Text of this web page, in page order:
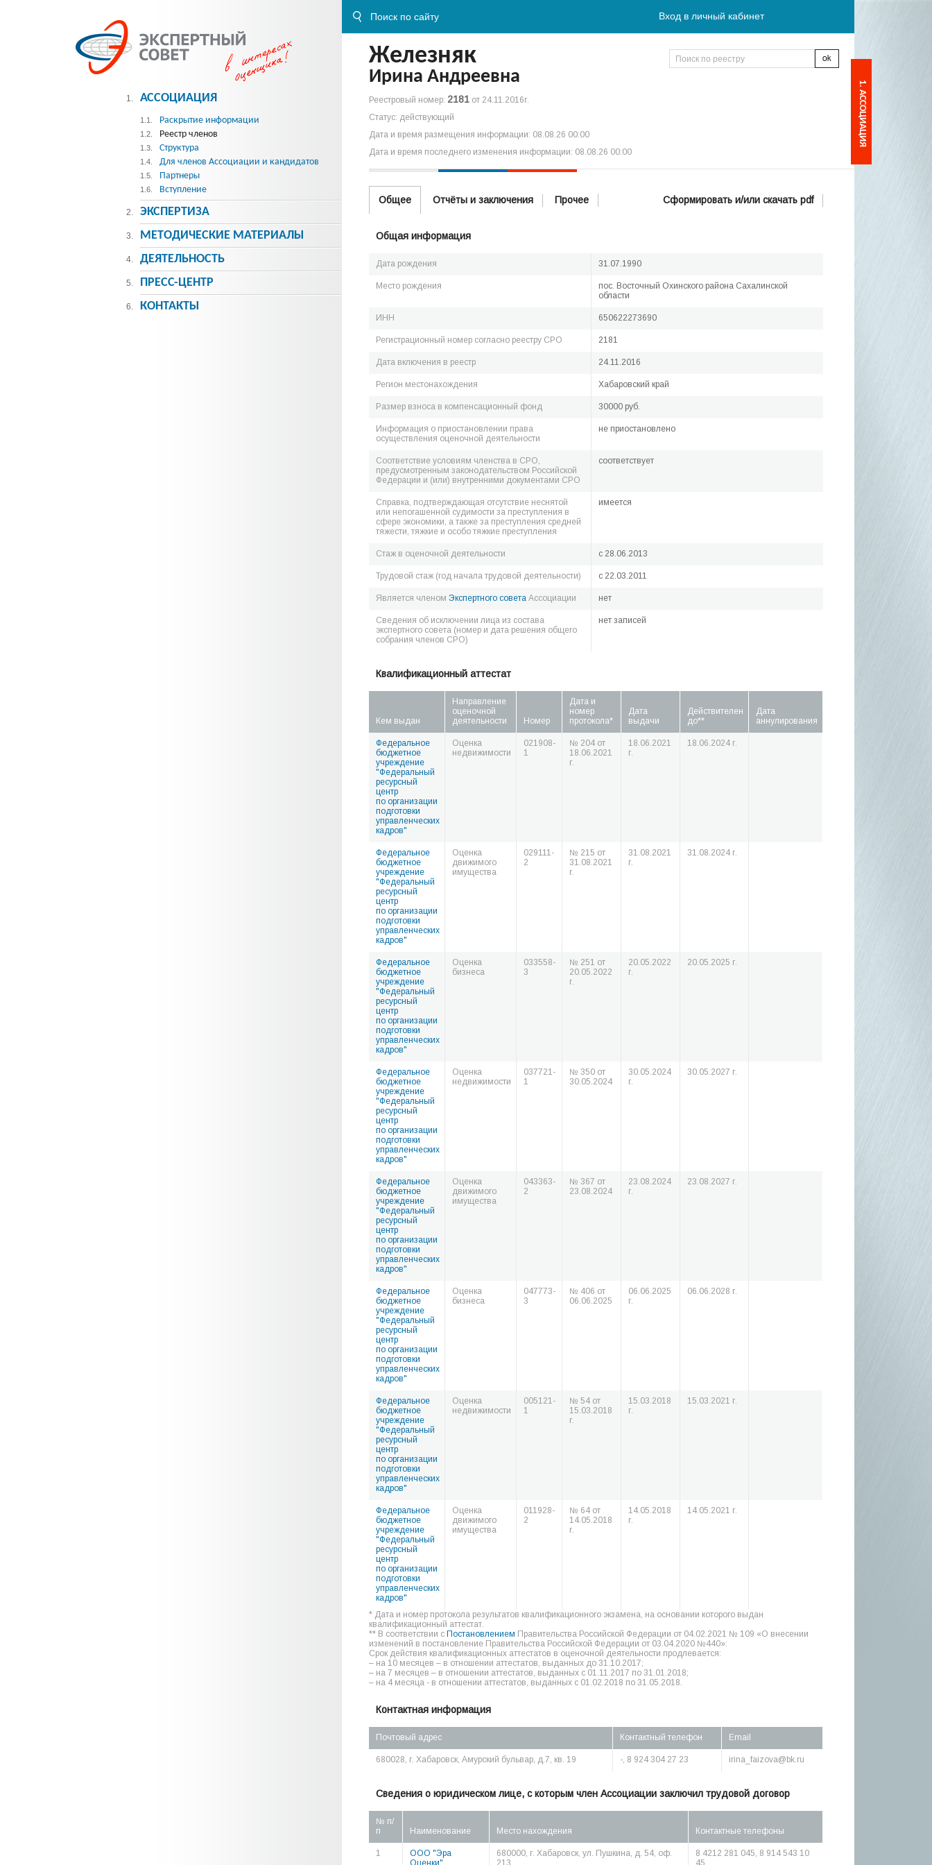
Вход в личный кабинет
Железняк
Ирина Андреевна
Реестровый номер: 2181 от 24.11.2016г.
Статус: действующий
Дата и время размещения информации: 08.08.26 00:00
Дата и время последнего изменения информации: 08.08.26 00:00
Общее Отчёты и заключения Прочее Сформировать и/или скачать pdf
Общая информация
Дата рождения 31.07.1990
Место рождения
пос. Восточный Охинского района Сахалинской
области
ИНН 650622273690
Регистрационный номер согласно реестру СРО 2181
Дата включения в реестр 24.11.2016
Регион местонахождения Хабаровский край
Размер взноса в компенсационный фонд 30000 руб.
Информация о приостановлении права
осуществления оценочной деятельности
не приостановлено
Соответствие условиям членства в СРО,
предусмотренным законодательством Российской
Федерации и (или) внутренними документами СРО
соответствует
Справка, подтверждающая отсутствие неснятой
или непогашенной судимости за преступления в
сфере экономики, а также за преступления средней
тяжести, тяжкие и особо тяжкие преступления
имеется
Стаж в оценочной деятельности c 28.06.2013
Трудовой стаж (год начала трудовой деятельности) c 22.03.2011
Является членом Экспертного совета Ассоциации нет
Сведения об исключении лица из состава
экспертного совета (номер и дата решения общего
собрания членов СРО)
нет записей
Квалификационный аттестат
Кем выдан
Направление
оценочной
деятельности
Номер
Дата и
номер
протокола*
Дата
выдачи
Действителен
до**
Дата
аннулирования
Федеральное
бюджетное
учреждение
"Федеральный
ресурсный
центр
по организации
подготовки
управленческих
кадров"
Оценка
недвижимости
021908-
1
№ 204 от
18.06.2021
г.
18.06.2021
г.
18.06.2024 г.
Федеральное
бюджетное
учреждение
"Федеральный
ресурсный
центр
по организации
подготовки
управленческих
кадров"
Оценка
движимого
имущества
029111-
2
№ 215 от
31.08.2021
г.
31.08.2021
г.
31.08.2024 г.
Федеральное
бюджетное
учреждение
"Федеральный
ресурсный
центр
по организации
подготовки
управленческих
кадров"
Оценка
бизнеса
033558-
3
№ 251 от
20.05.2022
г.
20.05.2022
г.
20.05.2025 г.
Федеральное
бюджетное
учреждение
"Федеральный
ресурсный
центр
по организации
подготовки
управленческих
кадров"
Оценка
недвижимости
037721-
1
№ 350 от
30.05.2024
30.05.2024
г.
30.05.2027 г.
Федеральное
бюджетное
учреждение
"Федеральный
ресурсный
центр
по организации
подготовки
управленческих
кадров"
Оценка
движимого
имущества
043363-
2
№ 367 от
23.08.2024
23.08.2024
г.
23.08.2027 г.
Федеральное
бюджетное
учреждение
"Федеральный
ресурсный
центр
по организации
подготовки
управленческих
кадров"
Оценка
бизнеса
047773-
3
№ 406 от
06.06.2025
06.06.2025
г.
06.06.2028 г.
Федеральное
бюджетное
учреждение
"Федеральный
ресурсный
центр
по организации
подготовки
управленческих
кадров"
Оценка
недвижимости
005121-
1
№ 54 от
15.03.2018
г.
15.03.2018
г.
15.03.2021 г.
Федеральное
бюджетное
учреждение
"Федеральный
ресурсный
центр
по организации
подготовки
управленческих
кадров"
Оценка
движимого
имущества
011928-
2
№ 64 от
14.05.2018
г.
14.05.2018
г.
14.05.2021 г.
* Дата и номер протокола результатов квалификационного экзамена, на основании которого выдан
квалификационный аттестат.
** В соответствии с Постановлением Правительства Российской Федерации от 04.02.2021 № 109 «О внесении
изменений в постановление Правительства Российской Федерации от 03.04.2020 №440»:
Срок действия квалификационных аттестатов в оценочной деятельности продлевается:
– на 10 месяцев – в отношении аттестатов, выданных до 31.10.2017;
– на 7 месяцев – в отношении аттестатов, выданных с 01.11.2017 по 31.01.2018;
– на 4 месяца - в отношении аттестатов, выданных с 01.02.2018 по 31.05.2018.
Контактная информация
Почтовый адрес Контактный телефон Email
680028, г. Хабаровск, Амурский бульвар, д.7, кв. 19 -, 8 924 304 27 23 irina_faizova@bk.ru
Сведения о юридическом лице, с которым член Ассоциации заключил трудовой договор
№ п/
п
Наименование Место нахождения Контактные телефоны
1
ООО "Эра
Оценки"
680000, г. Хабаровск, ул. Пушкина, д. 54, оф.
213
8 4212 281 045, 8 914 543 10
45
1. АССОЦИАЦИЯ
1.1. Раскрытие информации
1.2. Реестр членов
1.3. Структура
1.4. Для членов Ассоциации и кандидатов
1.5. Партнеры
1.6. Вступление
2. ЭКСПЕРТИЗА
3. МЕТОДИЧЕСКИE МАТЕРИАЛЫ
4. ДЕЯТЕЛЬНОСТЬ
5. ПРЕСС-ЦЕНТР
6. КОНТАКТЫ
1. АССОЦИАЦИЯ